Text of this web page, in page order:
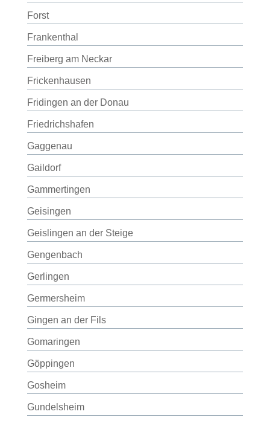
Forst
Frankenthal
Freiberg am Neckar
Frickenhausen
Fridingen an der Donau
Friedrichshafen
Gaggenau
Gaildorf
Gammertingen
Geisingen
Geislingen an der Steige
Gengenbach
Gerlingen
Germersheim
Gingen an der Fils
Gomaringen
Göppingen
Gosheim
Gundelsheim